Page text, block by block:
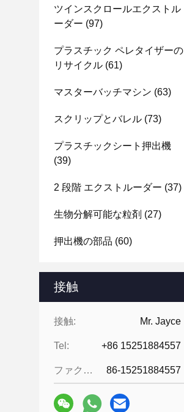
ツインスクロールエクストル
ーダー (97)
プラスチック ペレタイザーの
リサイクル (61)
マスターバッチマシン (63)
スクリップとバレル (73)
プラスチックシート押出機
(39)
2 段階 エクストルーダー (37)
生物分解可能な粒剤 (27)
押出機の部品 (60)
接触
接触: Mr. Jayce
Tel: +86 15251884557
ファクシミリ: 86-15251884557